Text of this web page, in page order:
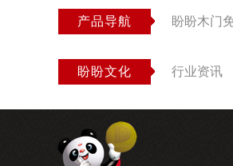
产品导航 盼盼木门
盼盼文化 行业资讯